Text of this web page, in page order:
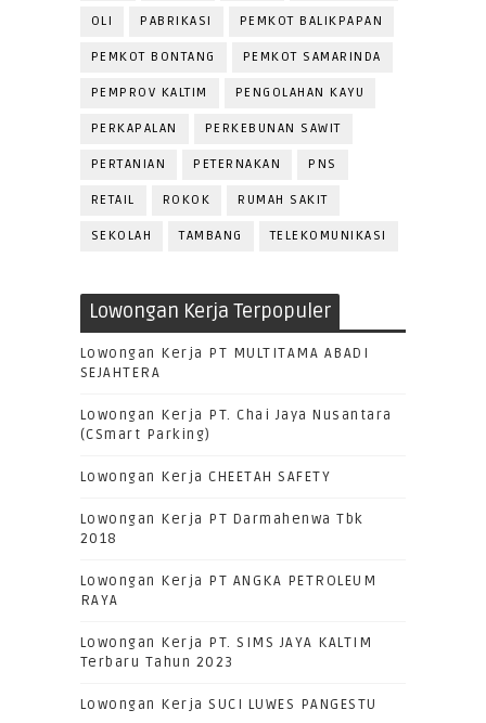
OLI PABRIKASI PEMKOT BALIKPAPAN
PEMKOT BONTANG PEMKOT SAMARINDA
PEMPROV KALTIM PENGOLAHAN KAYU
PERKAPALAN PERKEBUNAN SAWIT
PERTANIAN PETERNAKAN PNS
RETAIL ROKOK RUMAH SAKIT
SEKOLAH TAMBANG TELEKOMUNIKASI
Lowongan Kerja Terpopuler
Lowongan Kerja PT MULTITAMA ABADI
SEJAHTERA
Lowongan Kerja PT. Chai Jaya Nusantara
(CSmart Parking)
Lowongan Kerja CHEETAH SAFETY
Lowongan Kerja PT Darmahenwa Tbk
2018
Lowongan Kerja PT ANGKA PETROLEUM
RAYA
Lowongan Kerja PT. SIMS JAYA KALTIM
Terbaru Tahun 2023
Lowongan Kerja SUCI LUWES PANGESTU